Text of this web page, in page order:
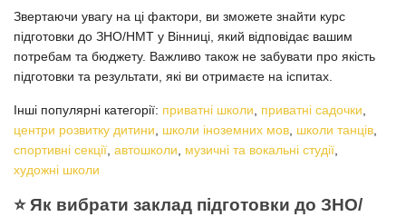
Звертаючи увагу на ці фактори, ви зможете знайти курс
підготовки до ЗНО/НМТ у Вінниці, який відповідає вашим
потребам та бюджету. Важливо також не забувати про якість
підготовки та результати, які ви отримаєте на іспитах.
Інші популярні категорії: приватні школи приватні садочки
центри розвитку дитини
школи іноземних мов школи танців
спортивні секції автошколи музичні та вокальні студії
художні школи
⭐️ Як вибрати заклад підготовки до ЗНО/